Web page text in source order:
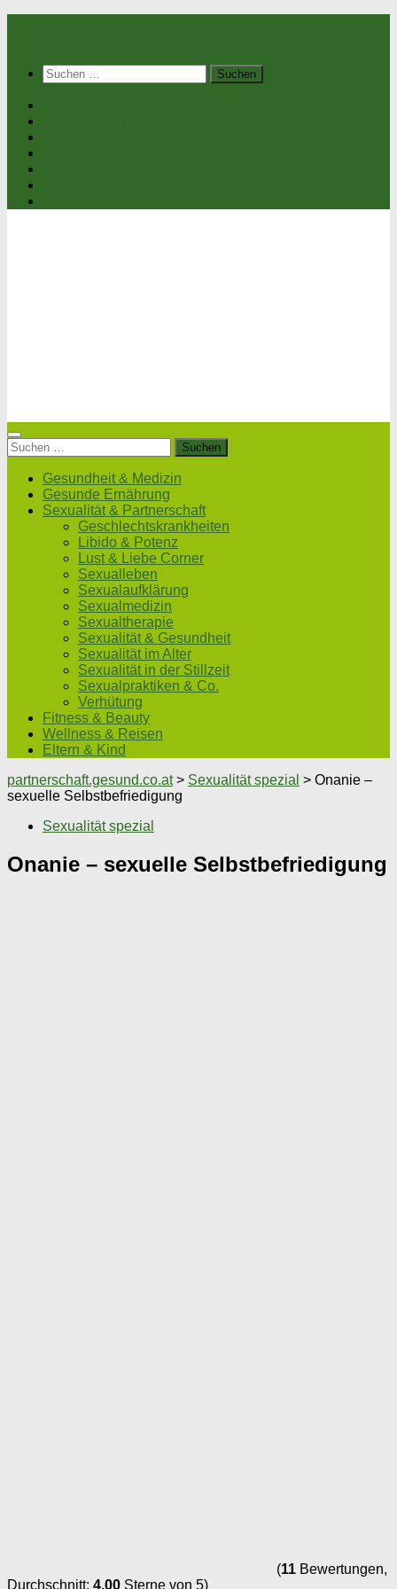
Suchen
nach:
Suchen
nach:
Gesundheit & Medizin
Gesunde Ernährung
Sexualität & Partnerschaft
Geschlechtskrankheiten
Libido & Potenz
Lust & Liebe Corner
Sexualleben
Sexualaufklärung
Sexualmedizin
Sexualtherapie
Sexualität & Gesundheit
Sexualität im Alter
Sexualität in der Stillzeit
Sexualpraktiken & Co.
Verhütung
Fitness & Beauty
Wellness & Reisen
Eltern & Kind
partnerschaft.gesund.co.at> Sexualität spezial > Onanie –
sexuelle Selbstbefriedigung
Sexualität spezial
Onanie – sexuelle Selbstbefriedigung
(11 Bewertungen,
Durchschnitt: 4,00 Sterne von 5)